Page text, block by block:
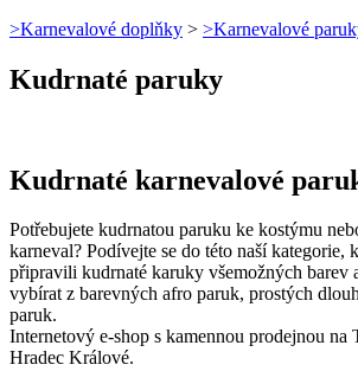
>Karnevalové doplňky > >Karnevalové
Kudrnaté paruky
Kudrnaté karnevalové
Potřebujete kudrnatou paruku ke kostýmu
karneval? Podívejte se do této naší kategorie,
připravili kudrnaté karuky všemožných barev
vybírat z barevných afro paruk, prostých
paruk.
Internetový e-shop s kamennou prodejnou na
Hradec Králové.